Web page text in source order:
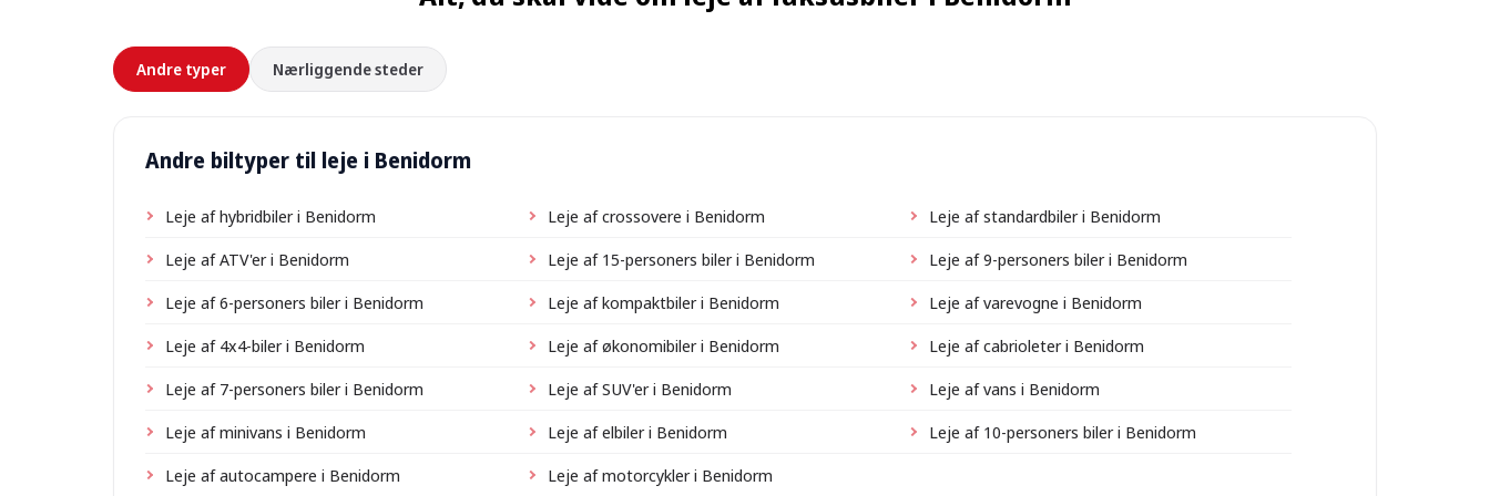
Andre typer Nærliggende steder
Andre biltyper til leje i Benidorm
Leje af hybridbiler i Benidorm Leje af crossovere i Benidorm
Leje af standardbiler i Benidorm
Leje af ATV'er i Benidorm
Leje af 15-personers biler i Benidorm
Leje af 9-personers biler i Benidorm
Leje af 6-personers biler i Benidorm
Leje af kompaktbiler i Benidorm
Leje af varevogne i Benidorm
Leje af 4x4-biler i Benidorm
Leje af økonomibiler i Benidorm
Leje af cabrioleter i Benidorm
Leje af 7-personers biler i Benidorm
Leje af SUV'er i Benidorm
Leje af vans i Benidorm
Leje af minivans i Benidorm
Leje af elbiler i Benidorm
Leje af 10-personers biler i Benidorm
Leje af autocampere i Benidorm
Leje af motorcykler i Benidorm